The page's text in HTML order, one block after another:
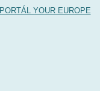
PORTÁL YOUR EUROPE